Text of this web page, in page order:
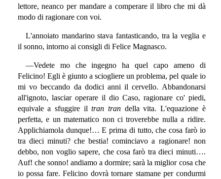
lettore, neanco per mandare a comperare il libro che mi dà
modo di ragionare con voi.
L'annoiato mandarino stava fantasticando, tra la veglia e
il sonno, intorno ai consigli di Felice Magnasco.
—Vedete mo che ingegno ha quel capo ameno di
Felicino! Egli è giunto a sciogliere un problema, pel quale io
mi vo beccando da dodici anni il cervello. Abbandonarsi
all'ignoto, lasciar operare il dio Caso, ragionare co' piedi,
equivale a sfuggire iltran tran della vita. L'equazione è
perfetta, e un matematico non ci troverebbe nulla a ridire.
Applichiamola dunque!… E prima di tutto, che cosa farò io
tra dieci minuti? che bestia! cominciavo a ragionare! non
debbo, non voglio sapere, che cosa farò tra dieci minuti….
Auf! che sonno! andiamo a dormire; sarà la miglior cosa che
io possa fare. Felicino dovrà tornare stamane per condurmi